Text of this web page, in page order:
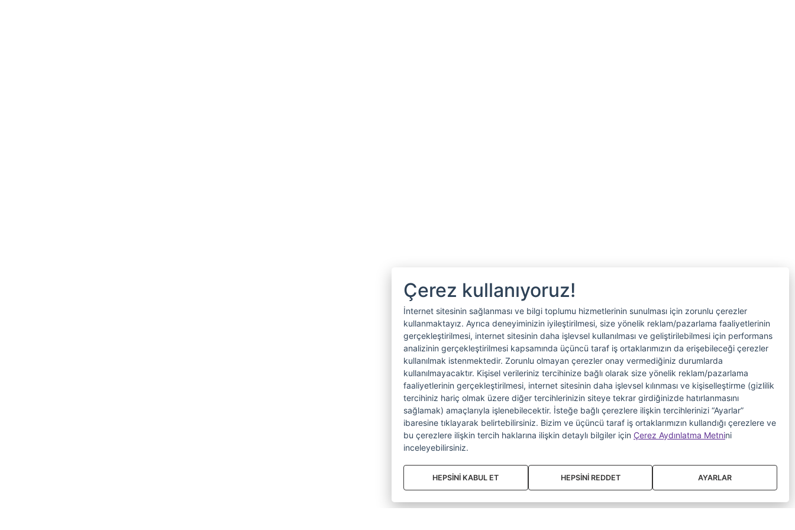
Çerez kullanıyoruz!
İnternet sitesinin sağlanması ve bilgi toplumu hizmetlerinin sunulması için zorunlu çerezler
kullanmaktayız. Ayrıca deneyiminizin iyileştirilmesi, size yönelik reklam/pazarlama faaliyetlerinin
gerçekleştirilmesi, internet sitesinin daha işlevsel kullanılması ve geliştirilebilmesi için performans
analizinin gerçekleştirilmesi kapsamında üçüncü taraf iş ortaklarımızın da erişebileceği çerezler
kullanılmak istenmektedir. Zorunlu olmayan çerezler onay vermediğiniz durumlarda
kullanılmayacaktır. Kişisel verileriniz tercihinize bağlı olarak size yönelik reklam/pazarlama
faaliyetlerinin gerçekleştirilmesi, internet sitesinin daha işlevsel kılınması ve kişiselleştirme (gizlilik
tercihiniz hariç olmak üzere diğer tercihlerinizin siteye tekrar girdiğinizde hatırlanmasını
sağlamak) amaçlarıyla işlenebilecektir. İsteğe bağlı çerezlere ilişkin tercihlerinizi “Ayarlar”
ibaresine tıklayarak belirtebilirsiniz. Bizim ve üçüncü taraf iş ortaklarımızın kullandığı çerezlere ve
bu çerezlere ilişkin tercih haklarına ilişkin detaylı bilgiler için Çerez Aydınlatma Metnini
inceleyebilirsiniz.
HEPSİNİ KABUL ET HEPSİNİ REDDET AYARLAR